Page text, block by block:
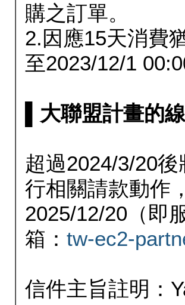
購之訂單。
2.因應15天消費
至2023/12/1
▌大聯盟計畫的
超過2024/3/20
行相關請款動作
2025/12/20（即
箱： tw-ec2-
信件主旨註明：